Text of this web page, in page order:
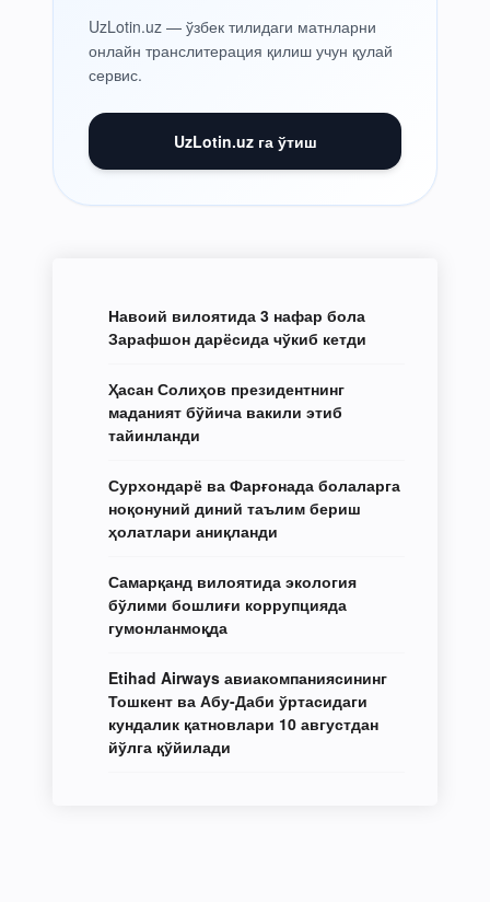
UzLotin.uz — ўзбек тилидаги матнларни
онлайн транслитерация қилиш учун қулай
сервис.
UzLotin.uz га ўтиш
Навоий вилоятида 3 нафар бола
Зарафшон дарёсида чўкиб кетди
Ҳасан Солиҳов президентнинг
маданият бўйича вакили этиб
тайинланди
Сурхондарё ва Фарғонада болаларга
ноқонуний диний таълим бериш
ҳолатлари аниқланди
Самарқанд вилоятида экология
бўлими бошлиғи коррупцияда
гумонланмоқда
Etihad Airways авиакомпаниясининг
Тошкент ва Абу-Даби ўртасидаги
кундалик қатновлари 10 августдан
йўлга қўйилади